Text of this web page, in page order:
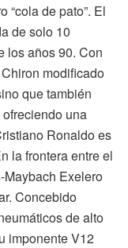
“cola de pato”. El
de solo 10
los años 90. Con
modificado
que también
una
Ronaldo es
la frontera entre el
Maybach Exelero
Concebido
de alto
imponente V12